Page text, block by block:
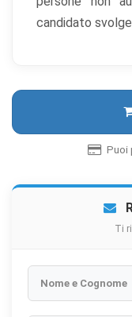
candidato
Puoi
Ti
Nome e Cognome